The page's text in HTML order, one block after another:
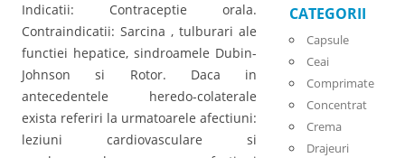
Indicatii: Contraceptie orala.
Contraindicatii: Sarcina , tulburari ale
functiei hepatice, sindroamele Dubin-
Johnson si Rotor. Daca in
antecedentele heredo-colaterale
exista referiri la urmatoarele afectiuni:
leziuni cardiovasculare si
CATEGORII
Capsule
Ceai
Comprimate
Concentrat
Crema
Drajeuri